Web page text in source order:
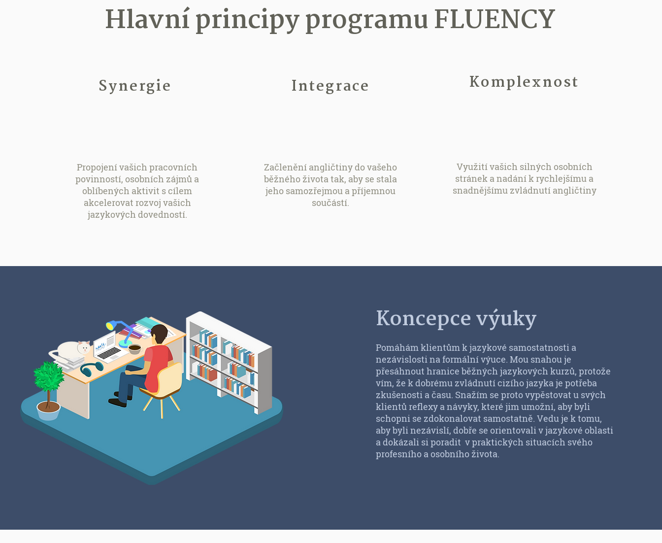
Hlavní principy programu FLUENCY
Synergie
Propojení vašich pracovních
povinností, osobních zájmů a
oblíbených aktivit s cílem
akcelerovat rozvoj vašich
jazykových dovedností.
Integrace
Začlenění angličtiny do vašeho
běžného života tak, aby se stala
jeho samozřejmou a příjemnou
součástí.
Komplexnost
Využití vašich silných osobních
stránek a nadání k rychlejšímu a
snadnějšímu zvládnutí angličtiny
Koncepce výuky
Pomáhám klientům k jazykové samostatnosti a
nezávislosti na formální výuce. Mou snahou je
přesáhnout hranice běžných jazykových kurzů, protože
vím, že k dobrému zvládnutí cizího jazyka je potřeba
zkušenosti a času. Snažím se proto vypěstovat u svých
klientů reflexy a návyky, které jim umožní, aby byli
schopni se zdokonalovat samostatně. Vedu je k tomu,
aby byli nezávislí, dobře se orientovali v jazykové oblasti
a dokázali si poradit v praktických situacích svého
profesního a osobního života.